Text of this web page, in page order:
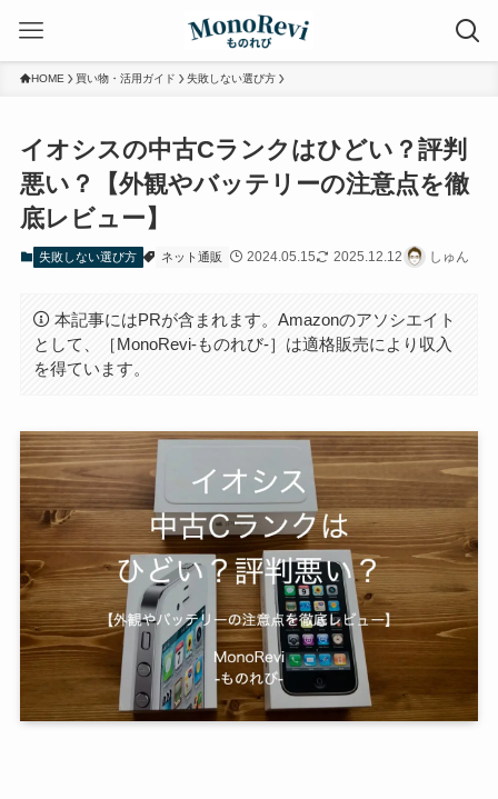
HOME 買い物・活用ガイド 失敗しない選び方
イオシスの中古Cランクはひどい？評判
悪い？【外観やバッテリーの注意点を徹
底レビュー】
失敗しない選び方 ネット通販 2024.05.15 2025.12.12 しゅん
本記事にはPRが含まれます。Amazonのアソシエイト
として、［MonoRevi-ものれび-］は適格販売により収入
を得ています。